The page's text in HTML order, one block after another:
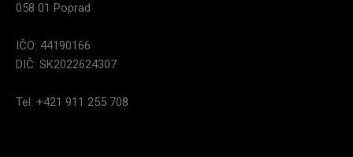
058 01 Poprad
IČO: 44190166
DIČ: SK2022624307
Tel: +421 911 255 708